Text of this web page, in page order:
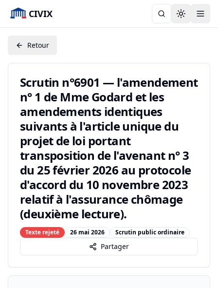
CIVIX Toggle
Retour
Scrutin n°6901 — l'amendement
n° 1 de Mme Godard et les
amendements identiques
suivants à l'article unique du
projet de loi portant
transposition de l'avenant n° 3
du 25 février 2026 au protocole
d'accord du 10 novembre 2023
relatif à l'assurance chômage
(deuxième lecture).
Texte rejeté 26 mai 2026 Scrutin public ordinaire
Partager